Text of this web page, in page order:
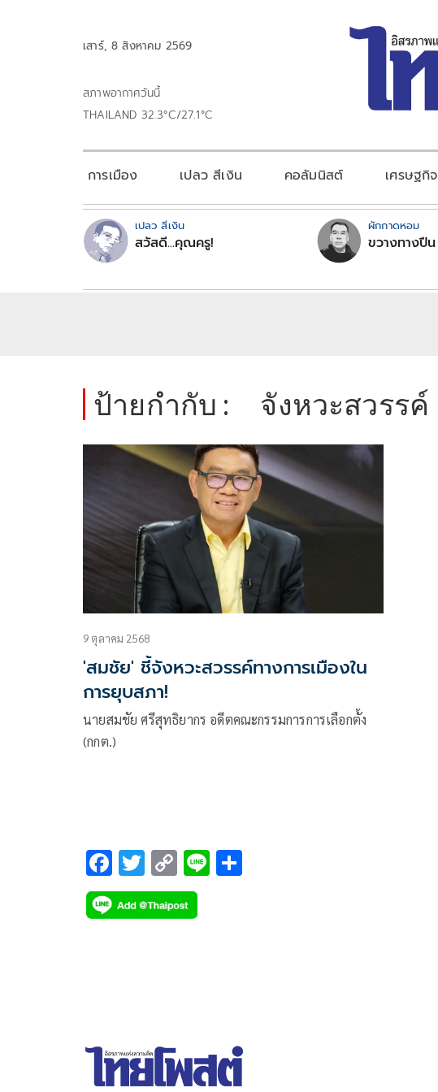
เสาร์, 8 สิงหาคม 2569
สภาพอากาศวันนี้
THAILAND 32.3°C/27.1°C
การเมือง เปลว สีเงิน คอลัมนิสต์ เศรษฐกิจ
เปลว สีเงิน
สวัสดี...คุณครู!
ผักกาดหอม
ขวางทางปืน
ป้ายกำกับ : จังหวะสวรรค์
9 ตุลาคม 2568
'สมชัย' ชี้จังหวะสวรรค์ทางการเมืองใน
การยุบสภา!
นายสมชัย ศรีสุทธิยากร อดีตคณะกรรมการการเลือกตั้ง
(กกต.)
F
ac
e
T
wi
tt
C
o
p
Li